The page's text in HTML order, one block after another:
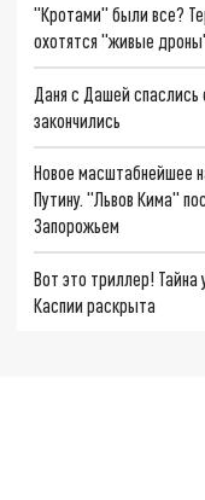
"Кротами" были все?
охотятся "живые
Даня с Дашей
закончились
Новое масштабнейшее
Путину. "Львов Кима"
Запорожьем
Вот это триллер! Тайна
Каспии раскрыта